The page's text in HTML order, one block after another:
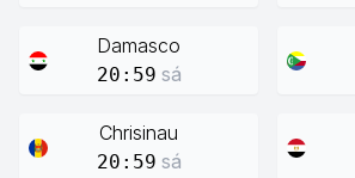
Damasco
20:59 sá
Chrisinau
20:59 sá